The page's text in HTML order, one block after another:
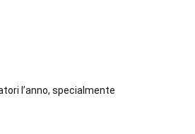
l’anno, specialmente